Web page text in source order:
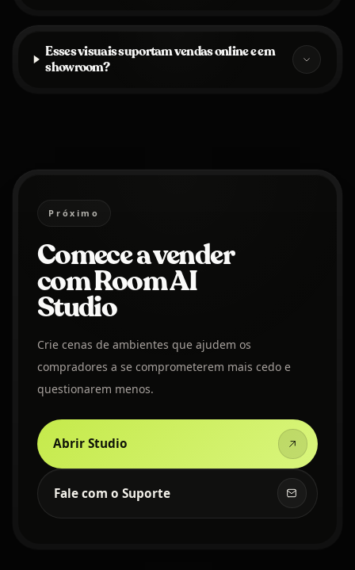
Esses visuais suportam vendas online e em
showroom?
Próximo
Comece a vender
com Room AI
Studio
Crie cenas de ambientes que ajudem os
compradores a se comprometerem mais cedo e
questionarem menos.
Abrir Studio
Fale com o Suporte